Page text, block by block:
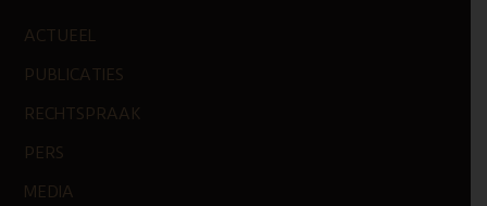
ACTUEEL
PUBLICATIES
RECHTSPRAAK
PERS
MEDIA